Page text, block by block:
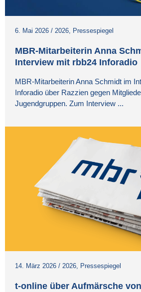
6. Mai 2026 / 2026, Pressespiegel
MBR-Mitarbeiterin Anna
Interview mit rbb24 Inforadio
MBR-Mitarbeiterin Anna Schmidt im
Inforadio über Razzien gegen
Jugendgruppen. Zum Interview ...
14. März 2026 / 2026, Pressespiegel
t-online über Aufmärsche von